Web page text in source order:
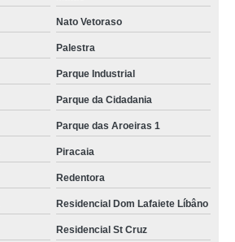
Nato Vetoraso
Palestra
Parque Industrial
Parque da Cidadania
Parque das Aroeiras 1
Piracaia
Redentora
Residencial Dom Lafaiete Líbâno
Residencial St Cruz